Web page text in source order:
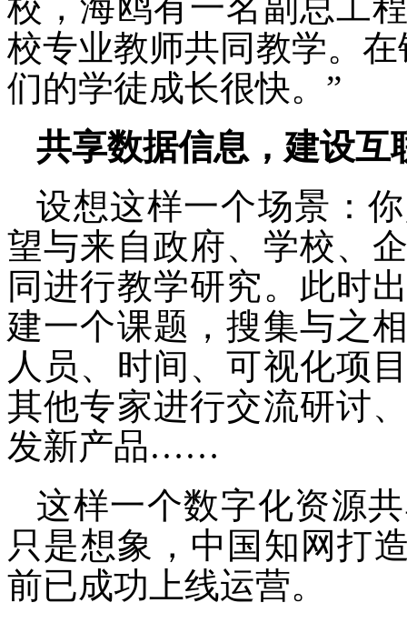
校，海鸥有一名副总工
校专业教师共同教学。
们的学徒成长很快。”
共享数据信息，建设互
设想这样一个场景：
望与来自政府、学校、
同进行教学研究。此时
建一个课题，搜集与之
人员、时间、可视化项
其他专家进行交流研讨
发新产品……
这样一个数字化资源
只是想象，中国知网打
前已成功上线运营。